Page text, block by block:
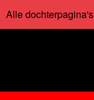
Alle dochterpagina's